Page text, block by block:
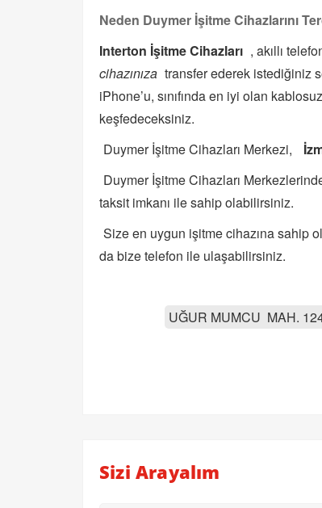
Neden Duymer İşitme Cihazlarını
Interton İşitme Cihazları , akıllı
cihazınıza transfer ederek istediğiniz
iPhone’u, sınıfında en iyi olan
keşfedeceksiniz.
Duymer İşitme Cihazları Merkezi,
Duymer İşitme Cihazları
taksit imkanı ile sahip olabilirsiniz.
Size en uygun işitme cihazına sahip
da bize telefon ile ulaşabilirsiniz.
UĞUR MUMCU MAH.
Sizi Arayalım